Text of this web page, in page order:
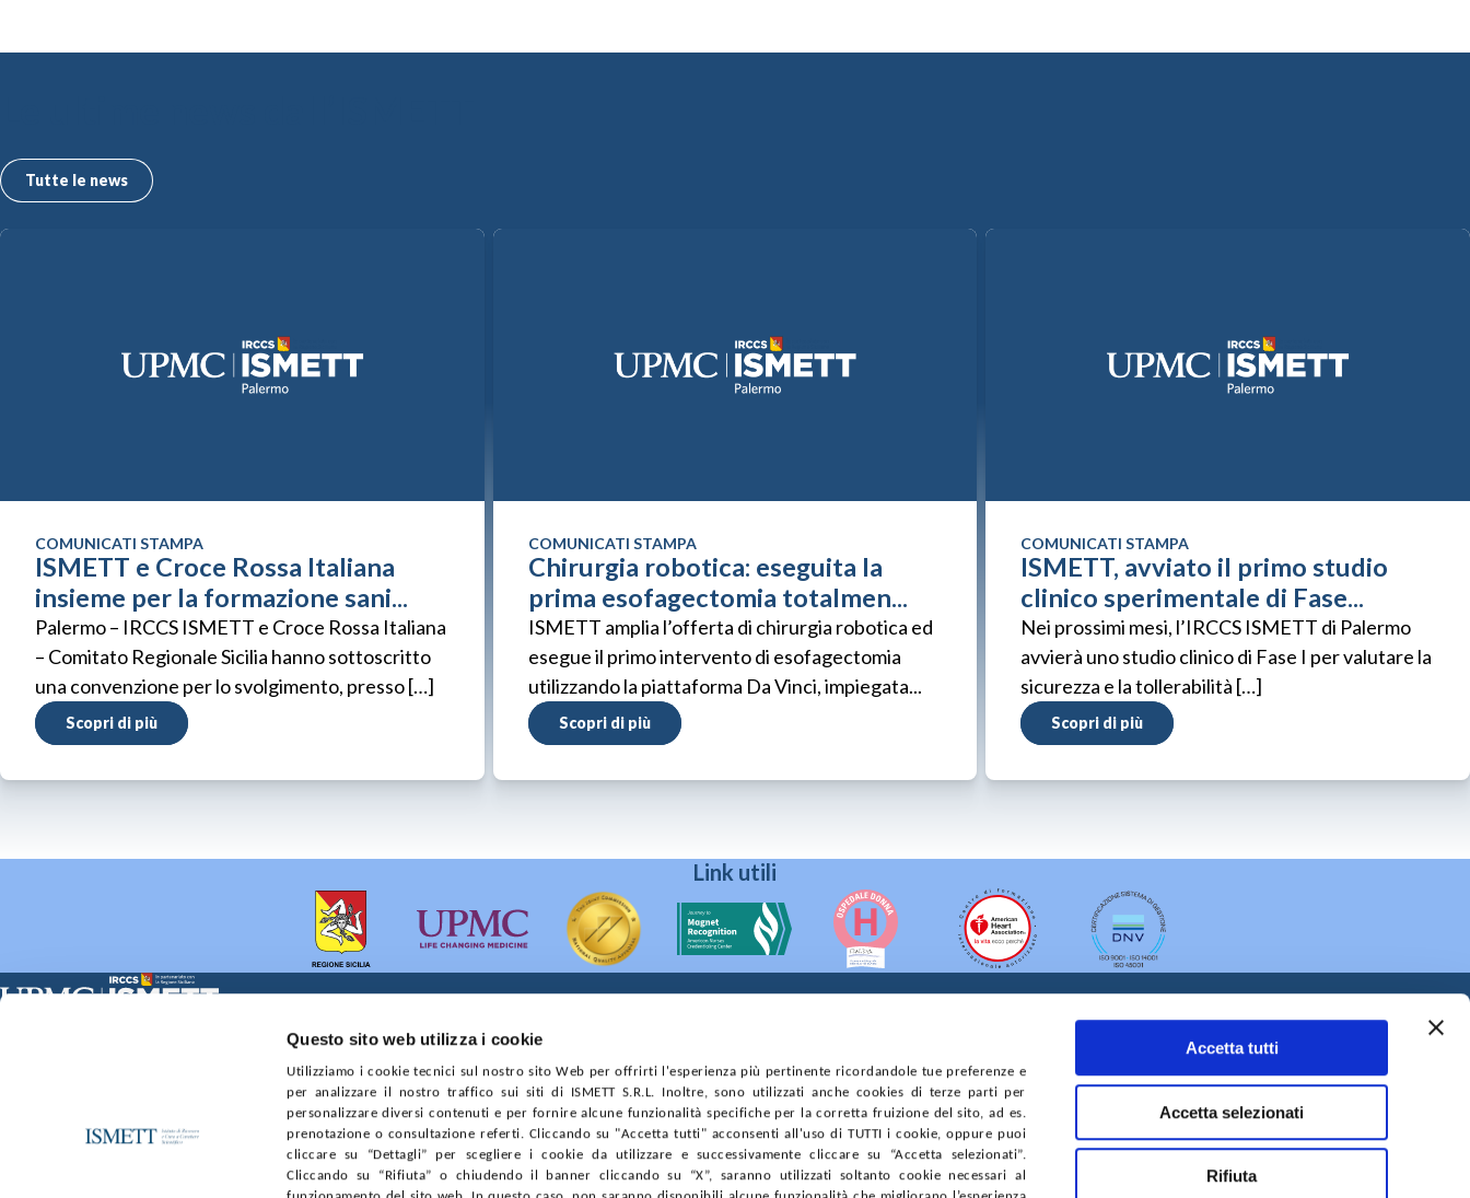
Questo sito web utilizza i cookie
Utilizziamo i cookie tecnici sul nostro sito Web per offrirti l'esperienza più pertinente ricordandole tue preferenze e
per analizzare il nostro traffico sui siti di ISMETT S.R.L. Inoltre, sono utilizzati anche cookies di terze parti per
personalizzare diversi contenuti e per fornire alcune funzionalità specifiche per la corretta fruizione del sito, ad es.
prenotazione o consultazione referti. Cliccando su "Accetta tutti" acconsenti all'uso di TUTTI i cookie, oppure puoi
cliccare su “Dettagli” per scegliere i cookie da utilizzare e successivamente cliccare su “Accetta selezionati”.
Cliccando su “Rifiuta” o chiudendo il banner cliccando su “X”, saranno utilizzati soltanto cookie necessari al
Accetta tutti
Accetta selezionati
Rifiuta
Tutte le news
COMUNICATI STAMPA
ISMETT e Croce Rossa Italiana
insieme per la formazione sani...
Palermo – IRCCS ISMETT e Croce Rossa Italiana
– Comitato Regionale Sicilia hanno sottoscritto
una convenzione per lo svolgimento, presso […]
Scopri di più
COMUNICATI STAMPA
Chirurgia robotica: eseguita la
prima esofagectomia totalmen...
ISMETT amplia l’offerta di chirurgia robotica ed
esegue il primo intervento di esofagectomia
utilizzando la piattaforma Da Vinci, impiegata...
Scopri di più
COMUNICATI STAMPA
ISMETT, avviato il primo studio
clinico sperimentale di Fase...
Nei prossimi mesi, l’IRCCS ISMETT di Palermo
avvierà uno studio clinico di Fase I per valutare la
sicurezza e la tollerabilità […]
Scopri di più
Link utili
Sede Sociale:
Ufficio Registro delle imprese di Palermo
nr. REA PA-201818 P.I. 04544550827
WHISTLEBLOWINGGARE E CONTRATTI PRIVACYCOOKIE POLICYSOSTIENICIMAPPA DEL SITOACCESSIBILITÀCONTATTI